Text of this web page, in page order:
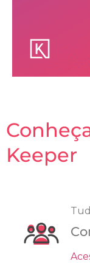
Keeper